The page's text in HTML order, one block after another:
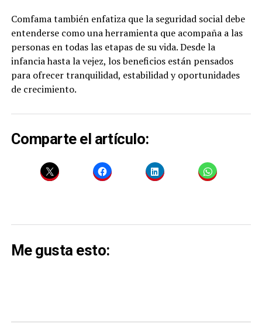
Comfama también enfatiza que la seguridad social debe
entenderse como una herramienta que acompaña a las
personas en todas las etapas de su vida. Desde la
infancia hasta la vejez, los beneficios están pensados
para ofrecer tranquilidad, estabilidad y oportunidades
de crecimiento.
Comparte el artículo:
Me gusta esto: